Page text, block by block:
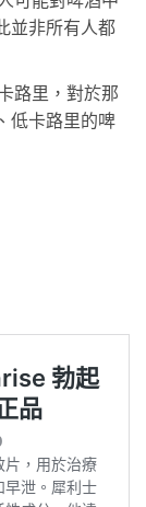
並非所有人都
路里，對於那
低卡路里的啤